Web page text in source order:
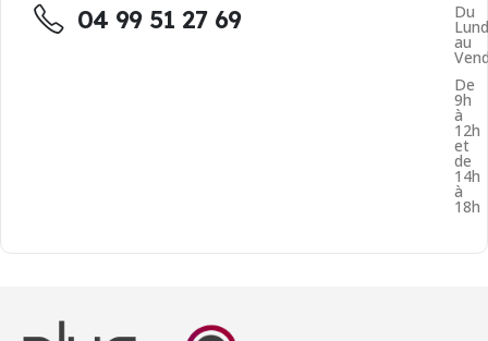
04 99 51 27 69 Du
au
De
9h
à
12h
et
de
14h
à
18h